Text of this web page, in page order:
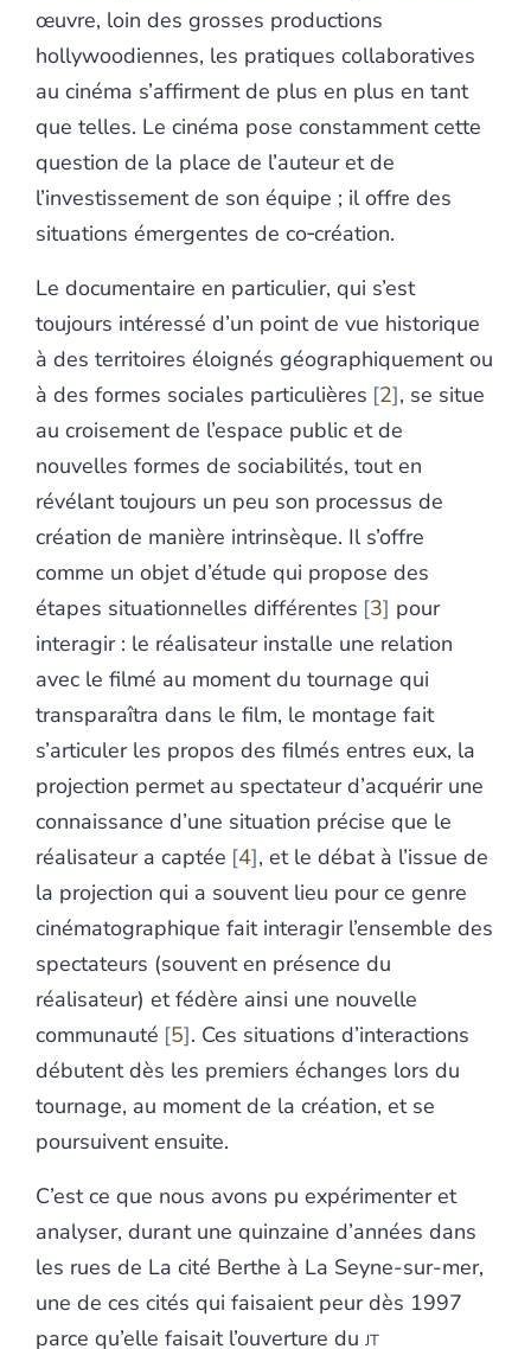
œuvre, loin des grosses productions
hollywoodiennes, les pratiques collaboratives
au cinéma s’affirment de plus en plus en tant
que telles. Le cinéma pose constamment cette
question de la place de l’auteur et de
l’investissement de son équipe ; il offre des
situations émergentes de co‑création.
Le documentaire en particulier, qui s’est
toujours intéressé d’un point de vue historique
à des territoires éloignés géographiquement ou
à des formes sociales particulières 2 , se situe
au croisement de l’espace public et de
nouvelles formes de sociabilités, tout en
révélant toujours un peu son processus de
création de manière intrinsèque. Il s’offre
comme un objet d’étude qui propose des
étapes situationnelles différentes 3 pour
interagir : le réalisateur installe une relation
avec le filmé au moment du tournage qui
transparaîtra dans le film, le montage fait
s’articuler les propos des filmés entres eux, la
projection permet au spectateur d’acquérir une
connaissance d’une situation précise que le
réalisateur a captée 4 , et le débat à l’issue de
la projection qui a souvent lieu pour ce genre
cinématographique fait interagir l’ensemble des
spectateurs (souvent en présence du
réalisateur) et fédère ainsi une nouvelle
communauté 5 . Ces situations d’interactions
débutent dès les premiers échanges lors du
tournage, au moment de la création, et se
poursuivent ensuite.
C’est ce que nous avons pu expérimenter et
analyser, durant une quinzaine d’années dans
les rues de La cité Berthe à La Seyne-sur-mer,
une de ces cités qui faisaient peur dès 1997
parce qu’elle faisait l’ouverture du jt